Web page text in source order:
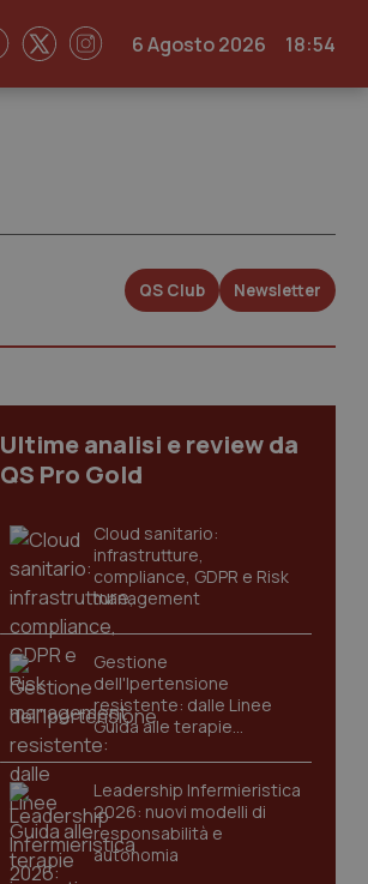
6 Agosto 2026 18:54
QS Club Newsletter
Ultime analisi e review da
QS Pro Gold
Cloud sanitario:
infrastrutture,
compliance, GDPR e Risk
management
Gestione
dell'Ipertensione
resistente: dalle Linee
Guida alle terapie
innovative
Leadership Infermieristica
2026: nuovi modelli di
responsabilità e
autonomia